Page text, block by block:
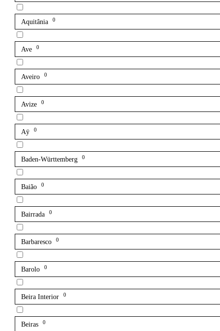
Aquitânia 0
Ave 0
Aveiro 0
Avize 0
Aÿ 0
Baden-Württemberg 0
Baião 0
Bairrada 0
Barbaresco 0
Barolo 0
Beira Interior 0
Beiras 0